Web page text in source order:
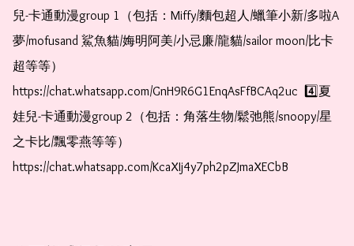
兒-卡通動漫group 1（包括：Miffy/麵包超人/蠟筆小新/多啦A
夢/mofusand 鯊魚貓/娒明阿美/小忌廉/龍貓/sailor moon/比卡
超等等）
https://chat.whatsapp.com/GnH9R6G1EnqAsFfBCAq2uc  4️⃣夏
娃兒-卡通動漫group 2（包括：角落生物/鬆弛熊/snoopy/星
之卡比/飄零燕等等）
https://chat.whatsapp.com/KcaXIj4y7ph2pZJmaXECbB